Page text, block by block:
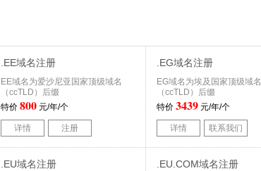
.EE域名注册
EE域名为爱沙尼亚国家顶级域名
（ccTLD）后缀
特价 800 元/年/个
详情 注册
.EG域名注册
EG域名为埃及国家顶级域名
（ccTLD）后缀
特价 3439 元/年/个
详情 联系我们
.EU域名注册 .EU.COM域名注册